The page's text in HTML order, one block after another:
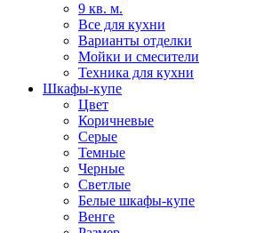
9 кв. м.
Все для кухни
Варианты отделки
Мойки и смесители
Техника для кухни
Шкафы-купе
Цвет
Коричневые
Серые
Темные
Черные
Светлые
Белые шкафы-купе
Венге